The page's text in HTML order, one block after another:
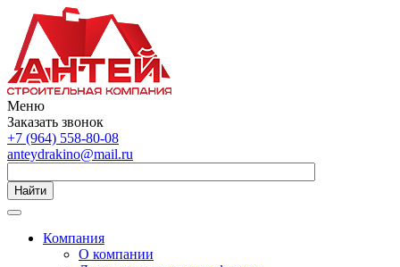
Меню
Заказать звонок
+7 (964) 558-80-08
anteydrakino@mail.ru
Найти
Компания
О компании